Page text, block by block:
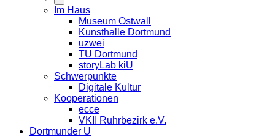
Im Haus
Museum Ostwall
Kunsthalle Dortmund
uzwei
TU Dortmund
storyLab kiU
Schwerpunkte
Digitale Kultur
Kooperationen
ecce
VKII Ruhrbezirk e.V.
Dortmunder U